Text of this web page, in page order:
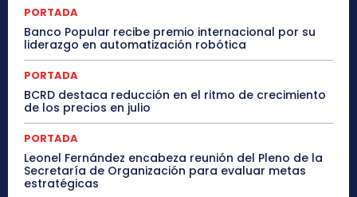
PORTADA
Banco Popular recibe premio internacional por su
liderazgo en automatización robótica
PORTADA
BCRD destaca reducción en el ritmo de crecimiento
de los precios en julio
PORTADA
Leonel Fernández encabeza reunión del Pleno de la
Secretaría de Organización para evaluar metas
estratégicas